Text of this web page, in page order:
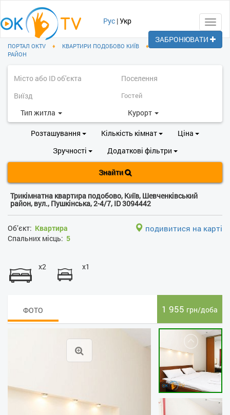
Рус |Укр
ПОРТАЛ OKTV ♦ КВАРТИРИ ПОДОБОВО КИЇВ ♦
РАЙОН
Тип житла Курорт
Розташування Кількість кімнат
Ціна
Зручності
Додаткові фільтри
Знайти
Трикімнатна квартира подобово, Київ, Шевченківський
район, вул., Пушкінська, 2-4/7, ID 3094442
Об’єкт: Квартира
Спальних місць: 5
подивитися на карті
x2 x1
ФОТО 1 955 грн/доба
ЗАБРОНЮВАТИ